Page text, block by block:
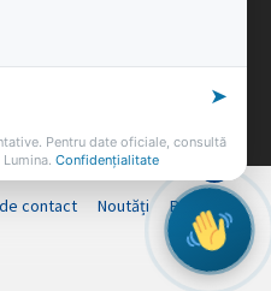
contact Noutăți B-AWARE
➤
Pentru date oficiale, consultă
Confidențialitate